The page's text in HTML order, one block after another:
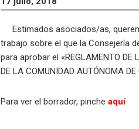
Estimados asociados/as,
trabajo sobre el que la Consejería
para aprobar el «REGLAMENTO DE
DE LA COMUNIDAD AUTÓNOMA
Para ver el borrador, pinche aquí